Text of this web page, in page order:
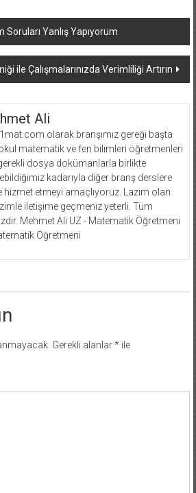
Yanlış Yapıyorum
ile Çalışmalarınızda Verimliliği Artırın
Ali
olarak branşımız gereği başta
matematik ve fen bilimleri öğretmenleri
dosya dokümanlarla birlikte
kadarıyla diğer branş derslere
etmeyi amaçlıyoruz. Lazım olan
iletişime geçmeniz yeterli. Tüm
Mehmet Ali UZ - Matematik Öğretmeni
Öğretmeni
Gerekli alanlar*ile